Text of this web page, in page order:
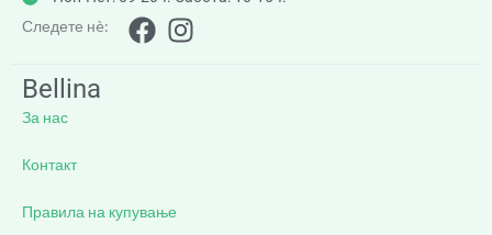
Следете нè:
Bellina
За нас
Контакт
Правила на купување